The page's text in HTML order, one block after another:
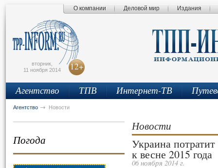
О компании Деловой мир Издания
вторник,
11 ноября 2014
12+
Агентство ТПВ Интернет-ТВ
Агентство Новости
Погода
Новости
Украина
к весне 2015 года
06 ноября 2014 г.